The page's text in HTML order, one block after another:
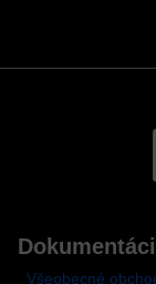
Všeobecné